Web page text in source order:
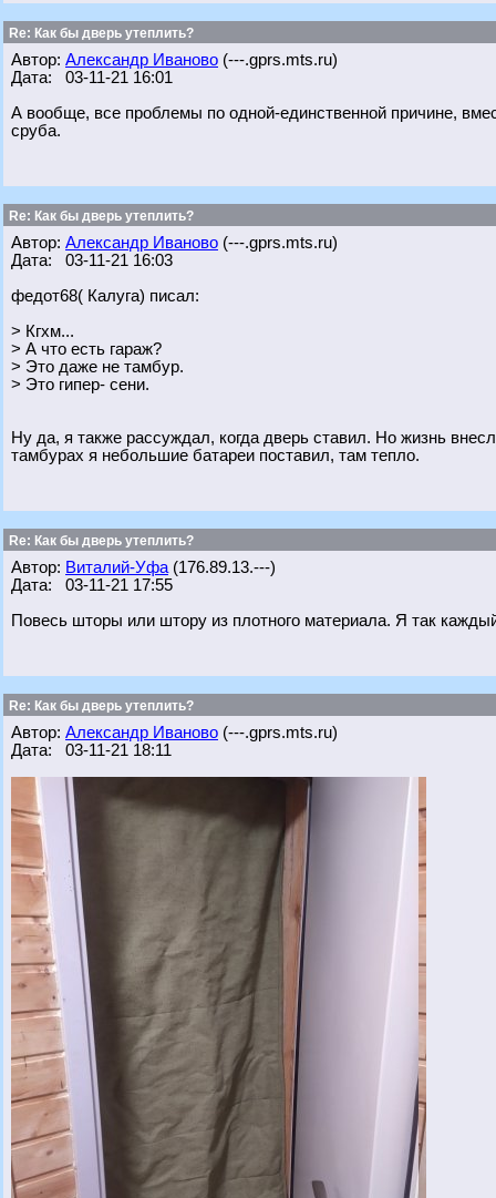
Re: Как бы дверь утеплить?
Автор: Александр Иваново (---.gprs.mts.ru)
Дата: 03-11-21 16:01
А вообще, все проблемы по одной-единственной причине,
сруба.
Re: Как бы дверь утеплить?
Автор: Александр Иваново (---.gprs.mts.ru)
Дата: 03-11-21 16:03
федот68( Калуга) писал:
> Кгхм...
> А что есть гараж?
> Это даже не тамбур.
> Это гипер- сени.
Ну да, я также рассуждал, когда дверь ставил. Но жизнь
тамбурах я небольшие батареи поставил, там тепло.
Re: Как бы дверь утеплить?
Автор: Виталий-Уфа (176.89.13.---)
Дата: 03-11-21 17:55
Повесь шторы или штору из плотного материала. Я так
Re: Как бы дверь утеплить?
Автор: Александр Иваново (---.gprs.mts.ru)
Дата: 03-11-21 18:11